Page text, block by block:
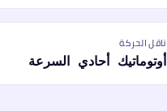
ناقل الحركة
أوتوماتيك أحادي السرعة